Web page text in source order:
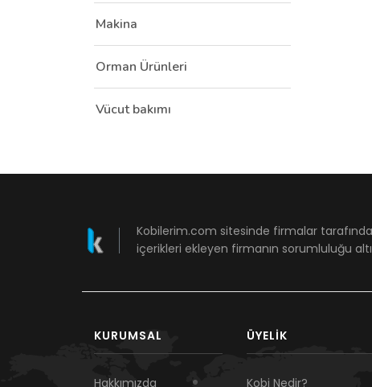
Makina
Orman Ürünleri
Vücut bakımı
Kobilerim.com sitesinde firmalar
içerikleri ekleyen firmanın sorumluluğu
KURUMSAL
Hakkımızda
ÜYELIK
Kobi Nedir?